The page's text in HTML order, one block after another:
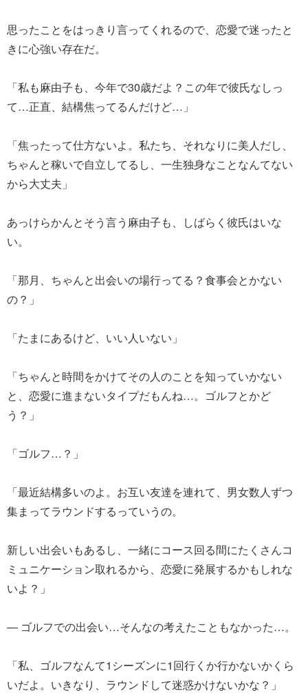
思ったことをはっきり言ってくれるので、恋愛で迷ったと
きに心強い存在だ。
「私も麻由子も、今年で30歳だよ？この年で彼氏なしっ
て…正直、結構焦ってるんだけど…」
「焦ったって仕方ないよ。私たち、それなりに美人だし、
ちゃんと稼いで自立してるし、一生独身なことなんてない
から大丈夫」
あっけらかんとそう言う麻由子も、しばらく彼氏はいな
い。
「那月、ちゃんと出会いの場行ってる？食事会とかない
の？」
「たまにあるけど、いい人いない」
「ちゃんと時間をかけてその人のことを知っていかない
と、恋愛に進まないタイプだもんね…。ゴルフとかど
う？」
「ゴルフ…？」
「最近結構多いのよ。お互い友達を連れて、男女数人ずつ
集まってラウンドするっていうの。
新しい出会いもあるし、一緒にコース回る間にたくさんコ
ミュニケーション取れるから、恋愛に発展するかもしれな
いよ？」
― ゴルフでの出会い…そんなの考えたこともなかった…。
「私、ゴルフなんて1シーズンに1回行くか行かないかくら
いだよ。いきなり、ラウンドして迷惑かけないかな？」